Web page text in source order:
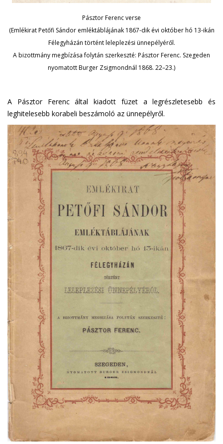
Pásztor Ferenc verse
(Emlékirat Petőfi Sándor emléktáblájának 1867-dik évi október hó 13-ikán
Félegyházán történt leleplezési ünnepélyéről.
A bizottmány megbízása folytán szerkeszté: Pásztor Ferenc. Szegeden
nyomatott Burger Zsigmondnál 1868. 22–23.)
A Pásztor Ferenc által kiadott füzet a legrészletesebb és
leghitelesebb korabeli beszámoló az ünnepélyről.